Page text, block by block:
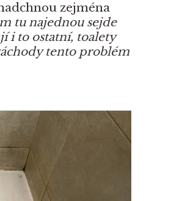
zejména
tu najednou sejde
i to ostatní, toalety
tento problém